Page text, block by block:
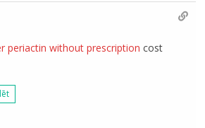
periactin without prescription cost